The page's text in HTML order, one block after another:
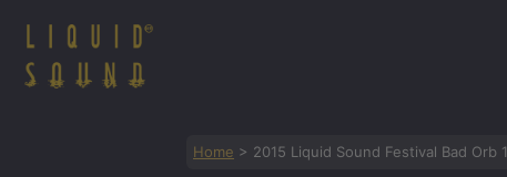
Inhalt
springen
Home > 2015 Liquid Sound Festival Bad Orb 1